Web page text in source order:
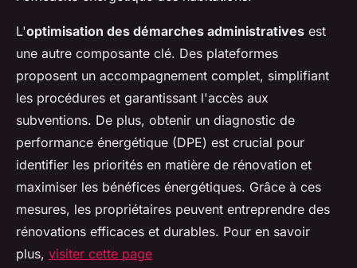
L'optimisation des démarches administratives est
une autre composante clé. Des plateformes
proposent un accompagnement complet, simplifiant
les procédures et garantissant l'accès aux
subventions. De plus, obtenir un diagnostic de
performance énergétique (DPE) est crucial pour
identifier les priorités en matière de rénovation et
maximiser les bénéfices énergétiques. Grâce à ces
mesures, les propriétaires peuvent entreprendre des
rénovations efficaces et durables. Pour en savoir
plus, visiter cette page